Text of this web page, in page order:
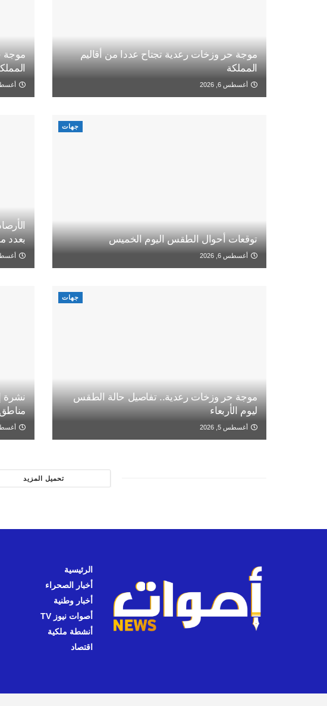
موجة حر وزخات رعدية تجتاح عددا من أقاليم
المملكة
أغسطس 6, 2026
موجة
أغسطس 6,
جهات
توقعات أحوال الطقس اليوم الخميس
أغسطس 6, 2026
بعدد
أغسطس
جهات
موجة حر وزخات رعدية.. تفاصيل حالة الطقس
ليوم الأربعاء
أغسطس 5, 2026
نشرة
أغسطس 4,
تحميل المزيد
الرئيسية
أخبار الصحراء
أخبار وطنية
أصوات نيوز TV
أنشطة ملكية
اقتصاد